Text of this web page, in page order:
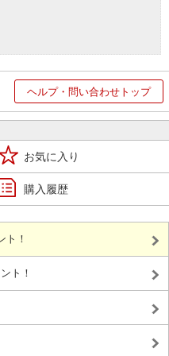
ヘルプ・問い合わせトップ
お気に入り
購入履歴
ト！
ト！